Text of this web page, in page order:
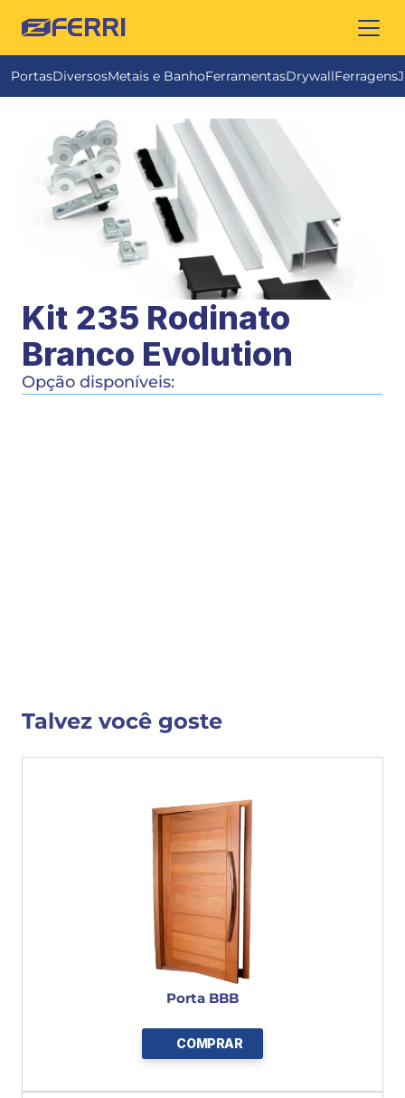
FERRI
PortasDiversosMetais e BanhoFerramentasDrywallFerragens
Kit 235 Rodinato
Branco Evolution
Opção disponíveis:
VER MAIS INFORMAÇÕES
Talvez você goste
Porta BBB
COMPRAR